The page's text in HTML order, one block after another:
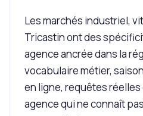
Les marchés industriel,
Tricastin ont des
agence ancrée dans la
vocabulaire métier,
en ligne, requêtes
agence qui ne connaît